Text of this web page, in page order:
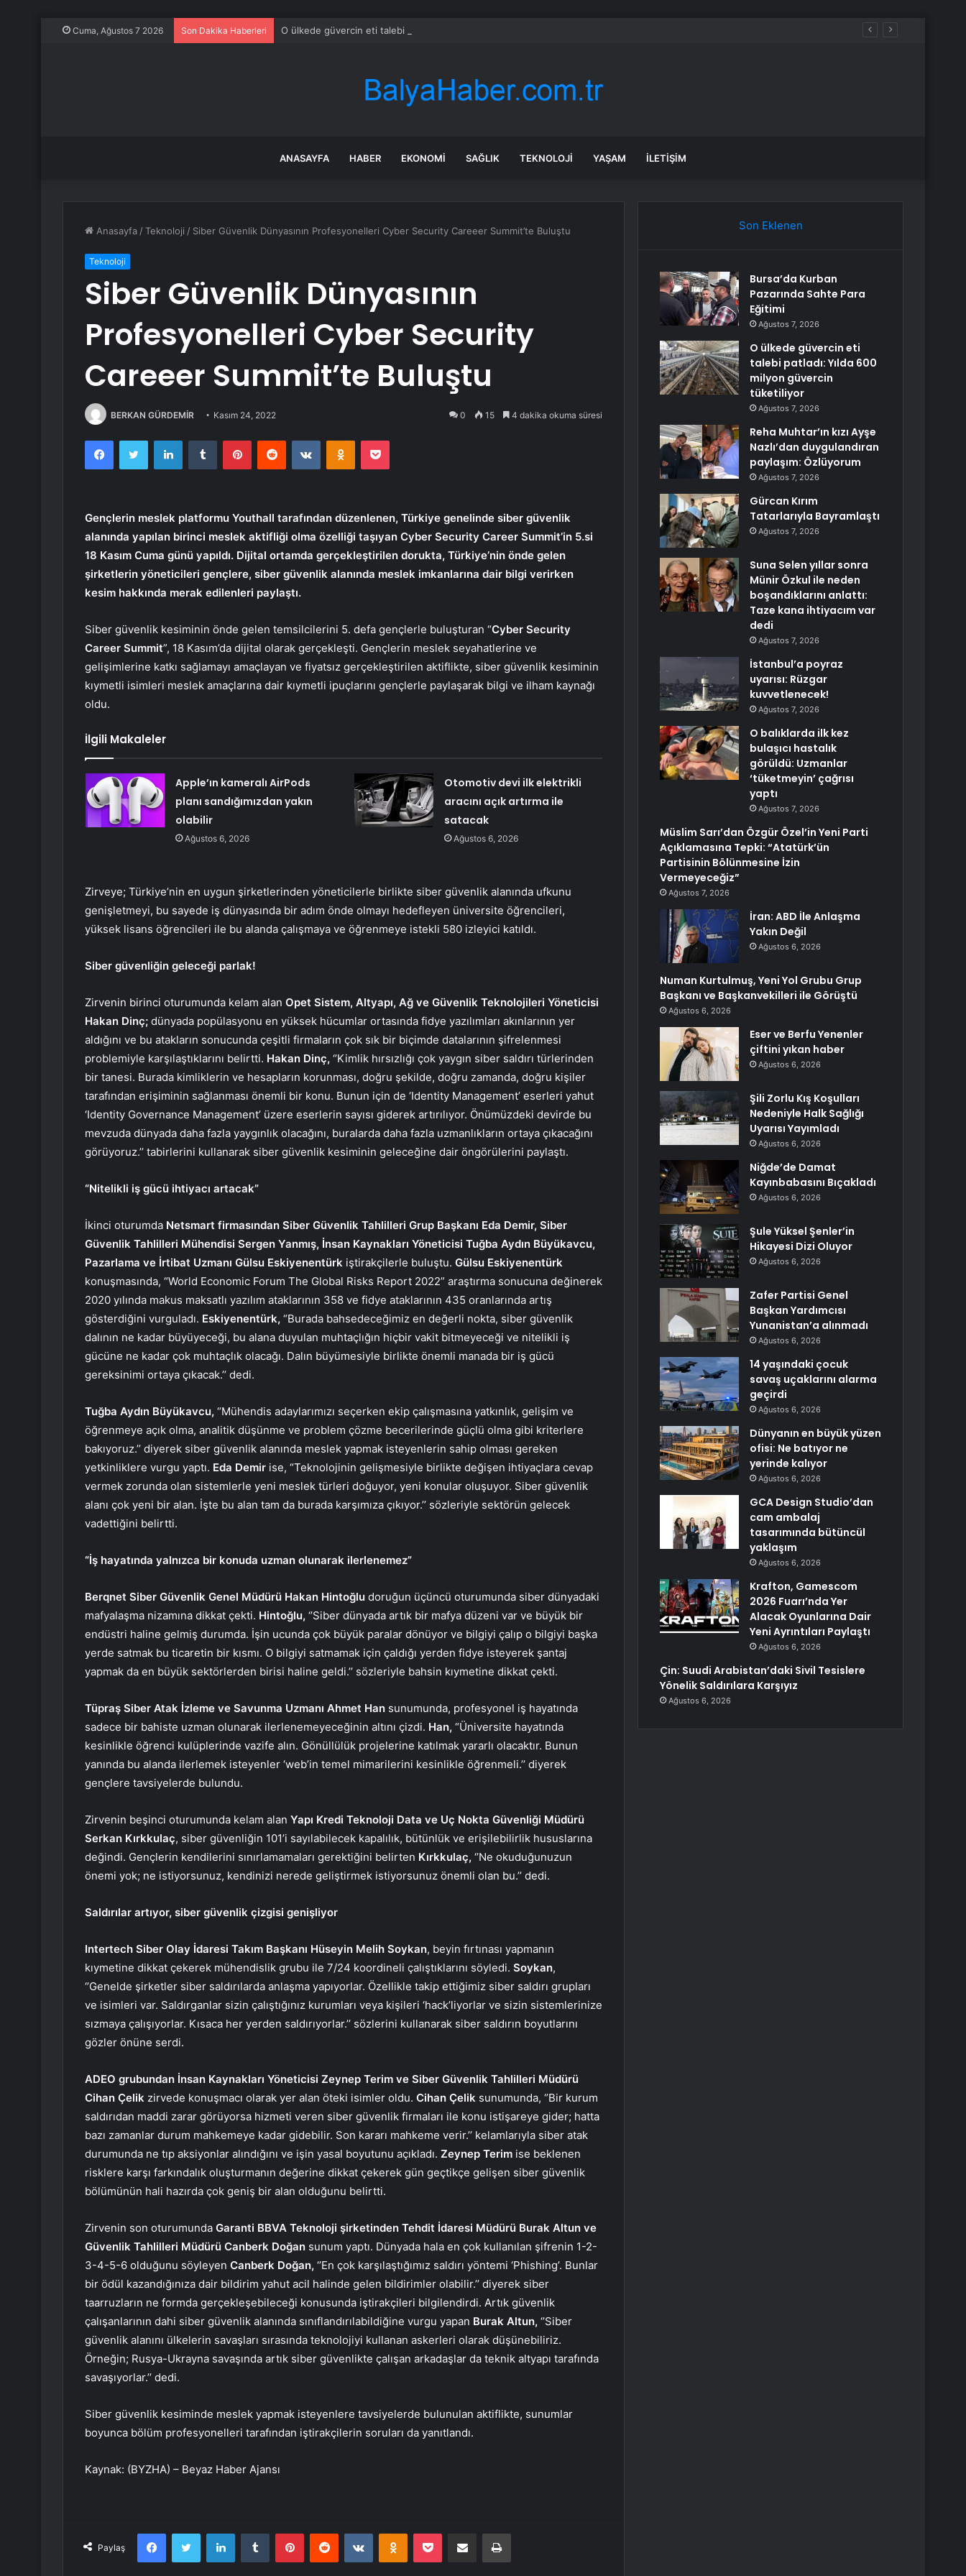
Cuma, Ağustos 7 2026 Son Dakika Haberleri O ülkede güvercin eti talebi patladı: Yılda 600 milyon güvercin tüketiliyor
ANASAYFA HABER EKONOMI SAĞLIK TEKNOLOJI YAŞAM İLETIŞIM
Anasayfa /Teknoloji / Siber Güvenlik Dünyasının Profesyonelleri Cyber Security Careeer Summit’te Buluştu
Teknoloji
Siber Güvenlik Dünyasının
Profesyonelleri Cyber Security
Careeer Summit’te Buluştu
BERKAN GÜRDEMİR Kasım 24, 2022 0 15 4 dakika okuma süresi
FacebookTwitter LinkedInTumblr PinterestReddit VKontakteOdnoklassniki
Pocket
Gençlerin meslek platformu Youthall tarafından düzenlenen, Türkiye genelinde siber güvenlik
alanında yapılan birinci meslek aktifliği olma özelliği taşıyan Cyber Security Career Summit’in 5.si
18 Kasım Cuma günü yapıldı. Dijital ortamda gerçekleştirilen dorukta, Türkiye’nin önde gelen
şirketlerin yöneticileri gençlere, siber güvenlik alanında meslek imkanlarına dair bilgi verirken
kesim hakkında merak edilenleri paylaştı.
Siber güvenlik kesiminin önde gelen temsilcilerini 5. defa gençlerle buluşturan “Cyber Security
Career Summit”, 18 Kasım’da dijital olarak gerçekleşti. Gençlerin meslek seyahatlerine ve
gelişimlerine katkı sağlamayı amaçlayan ve fiyatsız gerçekleştirilen aktiflikte, siber güvenlik kesiminin
kıymetli isimleri meslek amaçlarına dair kıymetli ipuçlarını gençlerle paylaşarak bilgi ve ilham kaynağı
oldu.
İlgili Makaleler
Apple’ın kameralı AirPods
planı sandığımızdan yakın
olabilir
Ağustos 6, 2026
Otomotiv devi ilk elektrikli
aracını açık artırma ile
satacak
Ağustos 6, 2026
Zirveye; Türkiye’nin en uygun şirketlerinden yöneticilerle birlikte siber güvenlik alanında ufkunu
genişletmeyi, bu sayede iş dünyasında bir adım önde olmayı hedefleyen üniversite öğrencileri,
yüksek lisans öğrencileri ile bu alanda çalışmaya ve öğrenmeye istekli 580 izleyici katıldı.
Siber güvenliğin geleceği parlak!
Zirvenin birinci oturumunda kelam alan Opet Sistem, Altyapı, Ağ ve Güvenlik Teknolojileri Yöneticisi
Hakan Dinç; dünyada popülasyonu en yüksek hücumlar ortasında fidye yazılımları akınlarının yer
aldığını ve bu atakların sonucunda çeşitli firmaların çok sık bir biçimde datalarının şifrelenmesi
problemiyle karşılaştıklarını belirtti. Hakan Dinç, ‘’Kimlik hırsızlığı çok yaygın siber saldırı türlerinden
bir tanesi. Burada kimliklerin ve hesapların korunması, doğru şekilde, doğru zamanda, doğru kişiler
tarafından erişiminin sağlanması önemli bir konu. Bunun için de ‘Identity Management’ eserleri yahut
‘Identity Governance Management’ üzere eserlerin sayısı giderek artırılıyor. Önümüzdeki devirde bu
mevzuda dünyada daha fazla yaygınlık olacağını, buralarda daha fazla uzmanlıkların ortaya çıkacağını
görüyoruz.’’ tabirlerini kullanarak siber güvenlik kesiminin geleceğine dair öngörülerini paylaştı.
“Nitelikli iş gücü ihtiyacı artacak”
İkinci oturumda Netsmart firmasından Siber Güvenlik Tahlilleri Grup Başkanı Eda Demir, Siber
Güvenlik Tahlilleri Mühendisi Sergen Yanmış, İnsan Kaynakları Yöneticisi Tuğba Aydın Büyükavcu,
Pazarlama ve İrtibat Uzmanı Gülsu Eskiyenentürk iştirakçilerle buluştu. Gülsu Eskiyenentürk
konuşmasında, “World Economic Forum The Global Risks Report 2022” araştırma sonucuna değinerek
2020 yılında makus maksatlı yazılım ataklarının 358 ve fidye ataklarının 435 oranlarında artış
gösterdiğini vurguladı. Eskiyenentürk, “Burada bahsedeceğimiz en değerli nokta, siber güvenlik
dalının ne kadar büyüyeceği, bu alana duyulan muhtaçlığın hiçbir vakit bitmeyeceği ve nitelikli iş
gücüne ne kadar çok muhtaçlık olacağı. Dalın büyümesiyle birlikte önemli manada bir iş gücü
gereksinimi ortaya çıkacak.’’ dedi.
Tuğba Aydın Büyükavcu, ‘’Mühendis adaylarımızı seçerken ekip çalışmasına yatkınlık, gelişim ve
öğrenmeye açık olma, analitik düşünme ve problem çözme becerilerinde güçlü olma gibi kriterlere
bakıyoruz.’’ diyerek siber güvenlik alanında meslek yapmak isteyenlerin sahip olması gereken
yetkinliklere vurgu yaptı. Eda Demir ise, “Teknolojinin gelişmesiyle birlikte değişen ihtiyaçlara cevap
vermek zorunda olan sistemlerle yeni meslek türleri doğuyor, yeni konular oluşuyor. Siber güvenlik
alanı çok yeni bir alan. İşte bu alan tam da burada karşımıza çıkıyor.’’ sözleriyle sektörün gelecek
vadettiğini belirtti.
“İş hayatında yalnızca bir konuda uzman olunarak ilerlenemez”
Berqnet Siber Güvenlik Genel Müdürü Hakan Hintoğlu doruğun üçüncü oturumunda siber dünyadaki
mafyalaşma nizamına dikkat çekti. Hintoğlu, ‘’Siber dünyada artık bir mafya düzeni var ve büyük bir
endüstri haline gelmiş durumda. İşin ucunda çok büyük paralar dönüyor ve bilgiyi çalıp o bilgiyi başka
yerde satmak bu ticaretin bir kısmı. O bilgiyi satmamak için çaldığı yerden fidye isteyerek şantaj
yapmak da en büyük sektörlerden birisi haline geldi.’’ sözleriyle bahsin kıymetine dikkat çekti.
Tüpraş Siber Atak İzleme ve Savunma Uzmanı Ahmet Han sunumunda, profesyonel iş hayatında
sadece bir bahiste uzman olunarak ilerlenemeyeceğinin altını çizdi. Han, “Üniversite hayatında
kesinlikle öğrenci kulüplerinde vazife alın. Gönüllülük projelerine katılmak yararlı olacaktır. Bunun
yanında bu alanda ilerlemek isteyenler ‘web’in temel mimarilerini kesinlikle öğrenmeli.’’ diyerek
gençlere tavsiyelerde bulundu.
Zirvenin beşinci oturumunda kelam alan Yapı Kredi Teknoloji Data ve Uç Nokta Güvenliği Müdürü
Serkan Kırkkulaç, siber güvenliğin 101’i sayılabilecek kapalılık, bütünlük ve erişilebilirlik hususlarına
değindi. Gençlerin kendilerini sınırlamamaları gerektiğini belirten Kırkkulaç, ‘’Ne okuduğunuzun
önemi yok; ne istiyorsunuz, kendinizi nerede geliştirmek istiyorsunuz önemli olan bu.’’ dedi.
Saldırılar artıyor, siber güvenlik çizgisi genişliyor
Intertech Siber Olay İdaresi Takım Başkanı Hüseyin Melih Soykan, beyin fırtınası yapmanın
kıymetine dikkat çekerek mühendislik grubu ile 7/24 koordineli çalıştıklarını söyledi. Soykan,
‘’Genelde şirketler siber saldırılarda anlaşma yapıyorlar. Özellikle takip ettiğimiz siber saldırı grupları
ve isimleri var. Saldırganlar sizin çalıştığınız kurumları veya kişileri ‘hack’liyorlar ve sizin sistemlerinize
sızmaya çalışıyorlar. Kısaca her yerden saldırıyorlar.’’ sözlerini kullanarak siber saldırın boyutlarını
gözler önüne serdi.
ADEO grubundan İnsan Kaynakları Yöneticisi Zeynep Terim ve Siber Güvenlik Tahlilleri Müdürü
Cihan Çelik zirvede konuşmacı olarak yer alan öteki isimler oldu. Cihan Çelik sunumunda, ‘’Bir kurum
saldırıdan maddi zarar görüyorsa hizmeti veren siber güvenlik firmaları ile konu istişareye gider; hatta
bazı zamanlar durum mahkemeye kadar gidebilir. Son kararı mahkeme verir.’’ kelamlarıyla siber atak
durumunda ne tıp aksiyonlar alındığını ve işin yasal boyutunu açıkladı. Zeynep Terim ise beklenen
risklere karşı farkındalık oluşturmanın değerine dikkat çekerek gün geçtikçe gelişen siber güvenlik
bölümünün hali hazırda çok geniş bir alan olduğunu belirtti.
Zirvenin son oturumunda Garanti BBVA Teknoloji şirketinden Tehdit İdaresi Müdürü Burak Altun ve
Güvenlik Tahlilleri Müdürü Canberk Doğan sunum yaptı. Dünyada hala en çok kullanılan şifrenin 1-2-
3-4-5-6 olduğunu söyleyen Canberk Doğan, ‘’En çok karşılaştığımız saldırı yöntemi ‘Phishing’. Bunlar
bir ödül kazandığınıza dair bildirim yahut acil halinde gelen bildirimler olabilir.’’ diyerek siber
taarruzların ne formda gerçekleşebileceği konusunda iştirakçileri bilgilendirdi. Artık güvenlik
çalışanlarının dahi siber güvenlik alanında sınıflandırılabildiğine vurgu yapan Burak Altun, ‘’Siber
güvenlik alanını ülkelerin savaşları sırasında teknolojiyi kullanan askerleri olarak düşünebiliriz.
Örneğin; Rusya-Ukrayna savaşında artık siber güvenlikte çalışan arkadaşlar da teknik altyapı tarafında
savaşıyorlar.’’ dedi.
Siber güvenlik kesiminde meslek yapmak isteyenlere tavsiyelerde bulunulan aktiflikte, sunumlar
boyunca bölüm profesyonelleri tarafından iştirakçilerin soruları da yanıtlandı.
Kaynak: (BYZHA) – Beyaz Haber Ajansı
Paylaş
FacebookTwitter LinkedInTumblr PinterestReddit VKontakteOdnoklassniki
Pocket E-Posta ile paylaş Yazdır
Son Eklenen
Bursa’da Kurban
Pazarında Sahte Para
Eğitimi
Ağustos 7, 2026
O ülkede güvercin eti
talebi patladı: Yılda 600
milyon güvercin
tüketiliyor
Ağustos 7, 2026
Reha Muhtar’ın kızı Ayşe
Nazlı’dan duygulandıran
paylaşım: Özlüyorum
Ağustos 7, 2026
Gürcan Kırım
Tatarlarıyla Bayramlaştı
Ağustos 7, 2026
Suna Selen yıllar sonra
Münir Özkul ile neden
boşandıklarını anlattı:
Taze kana ihtiyacım var
dedi
Ağustos 7, 2026
İstanbul’a poyraz
uyarısı: Rüzgar
kuvvetlenecek!
Ağustos 7, 2026
O balıklarda ilk kez
bulaşıcı hastalık
görüldü: Uzmanlar
‘tüketmeyin’ çağrısı
yaptı
Ağustos 7, 2026
Müslim Sarı’dan Özgür Özel’in Yeni Parti
Açıklamasına Tepki: “Atatürk’ün
Partisinin Bölünmesine İzin
Vermeyeceğiz”
Ağustos 7, 2026
İran: ABD İle Anlaşma
Yakın Değil
Ağustos 6, 2026
Numan Kurtulmuş, Yeni Yol Grubu Grup
Başkanı ve Başkanvekilleri ile Görüştü
Ağustos 6, 2026
Eser ve Berfu Yenenler
çiftini yıkan haber
Ağustos 6, 2026
Şili Zorlu Kış Koşulları
Nedeniyle Halk Sağlığı
Uyarısı Yayımladı
Ağustos 6, 2026
Niğde’de Damat
Kayınbabasını Bıçakladı
Ağustos 6, 2026
Şule Yüksel Şenler’in
Hikayesi Dizi Oluyor
Ağustos 6, 2026
Zafer Partisi Genel
Başkan Yardımcısı
Yunanistan’a alınmadı
Ağustos 6, 2026
14 yaşındaki çocuk
savaş uçaklarını alarma
geçirdi
Ağustos 6, 2026
Dünyanın en büyük yüzen
ofisi: Ne batıyor ne
yerinde kalıyor
Ağustos 6, 2026
GCA Design Studio’dan
cam ambalaj
tasarımında bütüncül
yaklaşım
Ağustos 6, 2026
Krafton, Gamescom
2026 Fuarı’nda Yer
Alacak Oyunlarına Dair
Yeni Ayrıntıları Paylaştı
Ağustos 6, 2026
Çin: Suudi Arabistan’daki Sivil Tesislere
Yönelik Saldırılara Karşıyız
Ağustos 6, 2026